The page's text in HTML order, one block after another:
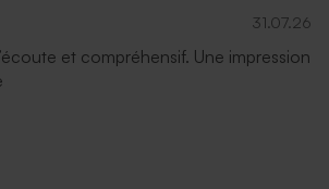
31.07.26
et compréhensif. Une impression